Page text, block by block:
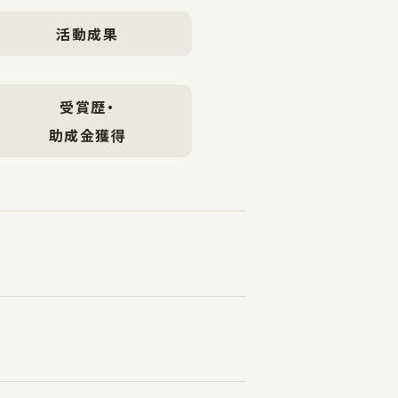
活動成果
受賞歴・
助成金獲得